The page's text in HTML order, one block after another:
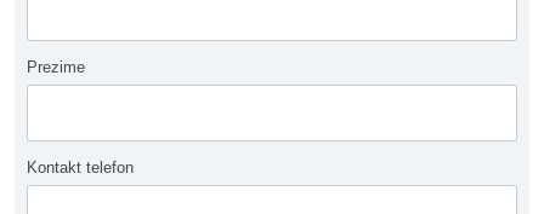
Prezime
Kontakt telefon